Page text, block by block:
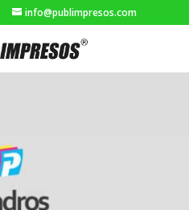
info@publimpresos.com